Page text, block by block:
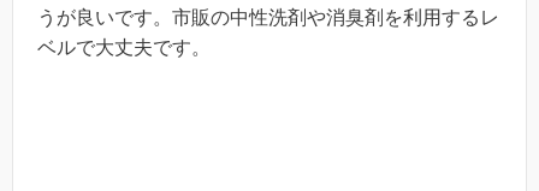
うが良いです。市販の中性洗剤や消臭剤を利用するレ
ベルで大丈夫です。